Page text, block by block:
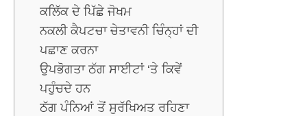
ਕਲਿੱਕ ਦੇ ਪਿੱਛੇ ਜੋਖਮ
ਨਕਲੀ ਕੈਪਟਚਾ ਚੇਤਾਵਨੀ ਚਿੰਨ੍ਹਾਂ ਦੀ
ਪਛਾਣ ਕਰਨਾ
ਉਪਭੋਗਤਾ ਠੱਗ ਸਾਈਟਾਂ ‘ਤੇ ਕਿਵੇਂ
ਪਹੁੰਚਦੇ ਹਨ
ਠੱਗ ਪੰਨਿਆਂ ਤੋਂ ਸੁਰੱਖਿਅਤ ਰਹਿਣਾ